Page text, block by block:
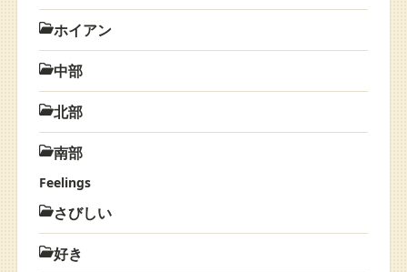
ホイアン
中部
北部
南部
Feelings
さびしい
好き